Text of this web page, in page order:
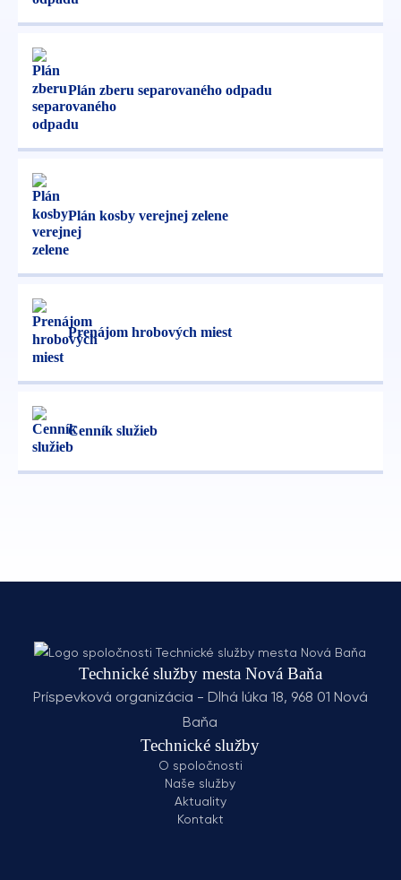
Plán zberu separovaného odpadu
Plán kosby verejnej zelene
Prenájom hrobových miest
Cenník služieb
Technické služby mesta Nová Baňa
Príspevková organizácia - Dlhá lúka 18, 968 01 Nová
Baňa
Technické služby
O spoločnosti
Naše služby
Aktuality
Kontakt